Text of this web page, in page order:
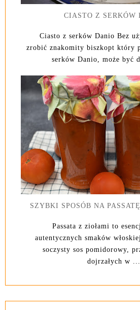
CIASTO Z SERKÓW
Ciasto z serków Danio Bez
zrobić znakomity biszkopt który
serków Danio, może być
SZYBKI SPOSÓB NA
Passata z ziołami to
autentycznych smaków
soczysty sos pomidorowy,
dojrzałych w ...